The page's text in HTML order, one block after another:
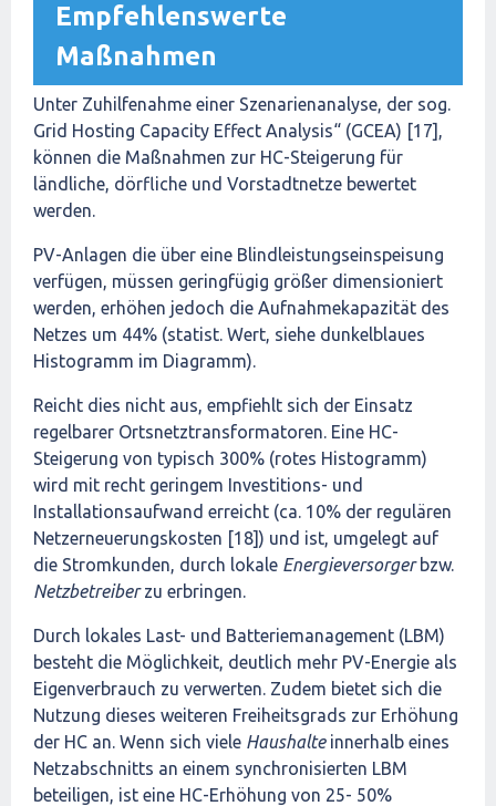
Empfehlenswerte
Maßnahmen
Unter Zuhilfenahme einer Szenarienanalyse, der sog.
Grid Hosting Capacity Effect Analysis“ (GCEA) [17],
können die Maßnahmen zur HC-Steigerung für
ländliche, dörfliche und Vorstadtnetze bewertet
werden.
PV-Anlagen die über eine Blindleistungseinspeisung
verfügen, müssen geringfügig größer dimensioniert
werden, erhöhen jedoch die Aufnahmekapazität des
Netzes um 44% (statist. Wert, siehe dunkelblaues
Histogramm im Diagramm).
Reicht dies nicht aus, empfiehlt sich der Einsatz
regelbarer Ortsnetztransformatoren. Eine HC-
Steigerung von typisch 300% (rotes Histogramm)
wird mit recht geringem Investitions- und
Installationsaufwand erreicht (ca. 10% der regulären
Netzerneuerungskosten [18]) und ist, umgelegt auf
die Stromkunden, durch lokale Energieversorgerbzw.
Netzbetreiberzu erbringen.
Durch lokales Last- und Batteriemanagement (LBM)
besteht die Möglichkeit, deutlich mehr PV-Energie als
Eigenverbrauch zu verwerten. Zudem bietet sich die
Nutzung dieses weiteren Freiheitsgrads zur Erhöhung
der HC an. Wenn sich viele Haushalteinnerhalb eines
Netzabschnitts an einem synchronisierten LBM
beteiligen, ist eine HC-Erhöhung von 25- 50%